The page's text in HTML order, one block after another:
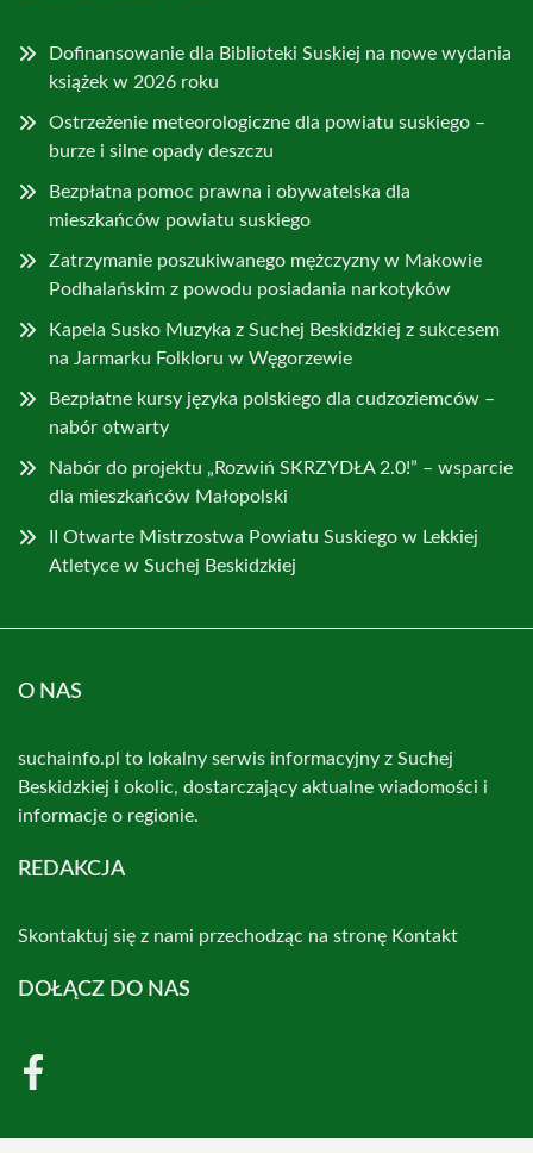
Dofinansowanie dla Biblioteki Suskiej na nowe wydania
książek w 2026 roku
Ostrzeżenie meteorologiczne dla powiatu suskiego –
burze i silne opady deszczu
Bezpłatna pomoc prawna i obywatelska dla
mieszkańców powiatu suskiego
Zatrzymanie poszukiwanego mężczyzny w Makowie
Podhalańskim z powodu posiadania narkotyków
Kapela Susko Muzyka z Suchej Beskidzkiej z sukcesem
na Jarmarku Folkloru w Węgorzewie
Bezpłatne kursy języka polskiego dla cudzoziemców –
nabór otwarty
Nabór do projektu „Rozwiń SKRZYDŁA 2.0!” – wsparcie
dla mieszkańców Małopolski
II Otwarte Mistrzostwa Powiatu Suskiego w Lekkiej
Atletyce w Suchej Beskidzkiej
O NAS
suchainfo.pl to lokalny serwis informacyjny z Suchej
Beskidzkiej i okolic, dostarczający aktualne wiadomości i
informacje o regionie.
REDAKCJA
Skontaktuj się z nami przechodząc na stronę Kontakt
DOŁĄCZ DO NAS